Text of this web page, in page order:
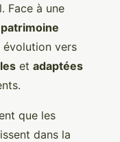
Face à une
évolution vers
et adaptées
que les
dans la